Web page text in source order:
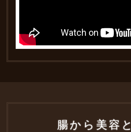
腸から美容